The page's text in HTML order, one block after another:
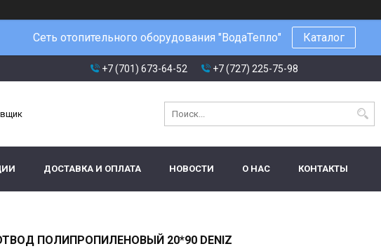
Сеть отопительного оборудования "ВодаТепло" Каталог
+7 (701) 673-64-52 +7 (727) 225-75-98
ДОСТАВКА И ОПЛАТА НОВОСТИ О НАС КОНТАКТЫ
ПОЛИПРОПИЛЕНОВЫЙ 20*90 DENIZ